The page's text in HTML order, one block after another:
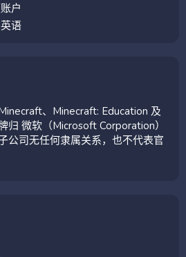
户
语
、Minecraft: Education 及
归 微软（Microsoft Corporation）
公司无任何隶属关系，也不代表官